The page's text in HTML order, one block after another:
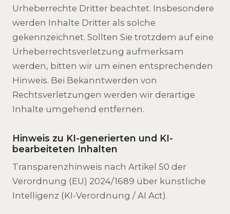
Urheberrechte Dritter beachtet. Insbesondere
werden Inhalte Dritter als solche
gekennzeichnet. Sollten Sie trotzdem auf eine
Urheberrechtsverletzung aufmerksam
werden, bitten wir um einen entsprechenden
Hinweis. Bei Bekanntwerden von
Rechtsverletzungen werden wir derartige
Inhalte umgehend entfernen.
Hinweis zu KI-generierten und KI-
bearbeiteten Inhalten
Transparenzhinweis nach Artikel 50 der
Verordnung (EU) 2024/1689 über künstliche
Intelligenz (KI-Verordnung / AI Act).